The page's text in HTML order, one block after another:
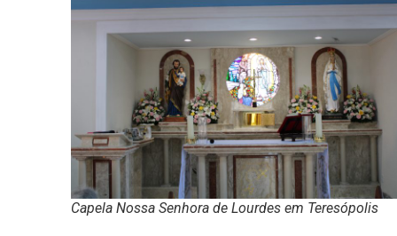
Capela Nossa Senhora de Lourdes em Teresópolis